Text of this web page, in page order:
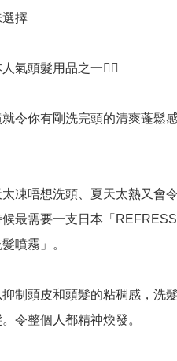
擇
人氣頭髮用品之一👍🏻
令你有剛洗完頭的清爽蓬鬆
凍唔想洗頭、夏天太熱又會
最需要一支日本「
噴霧」。
制頭皮和頭髮的粘稠感，洗
令整個人都精神煥發。